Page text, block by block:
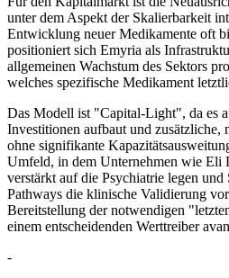
unter dem Aspekt der Skalierbarkeit
Entwicklung neuer Medikamente oft
positioniert sich Emyria als
allgemeinen Wachstum des Sektors
welches spezifische Medikament
Das Modell ist "Capital-Light", da es
Investitionen aufbaut und zusätzliche,
ohne signifikante
Umfeld, in dem Unternehmen wie Eli
verstärkt auf die Psychiatrie legen und
Pathways die klinische Validierung
Bereitstellung der notwendigen
einem entscheidenden Werttreiber
-